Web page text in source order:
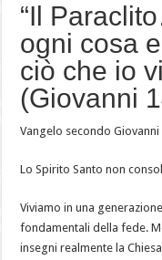
“Il
ogni cosa
ciò che io
(Giovanni
Vangelo secondo Giovanni
Lo Spirito Santo non
Viviamo in una
fondamentali della fede.
insegni realmente la